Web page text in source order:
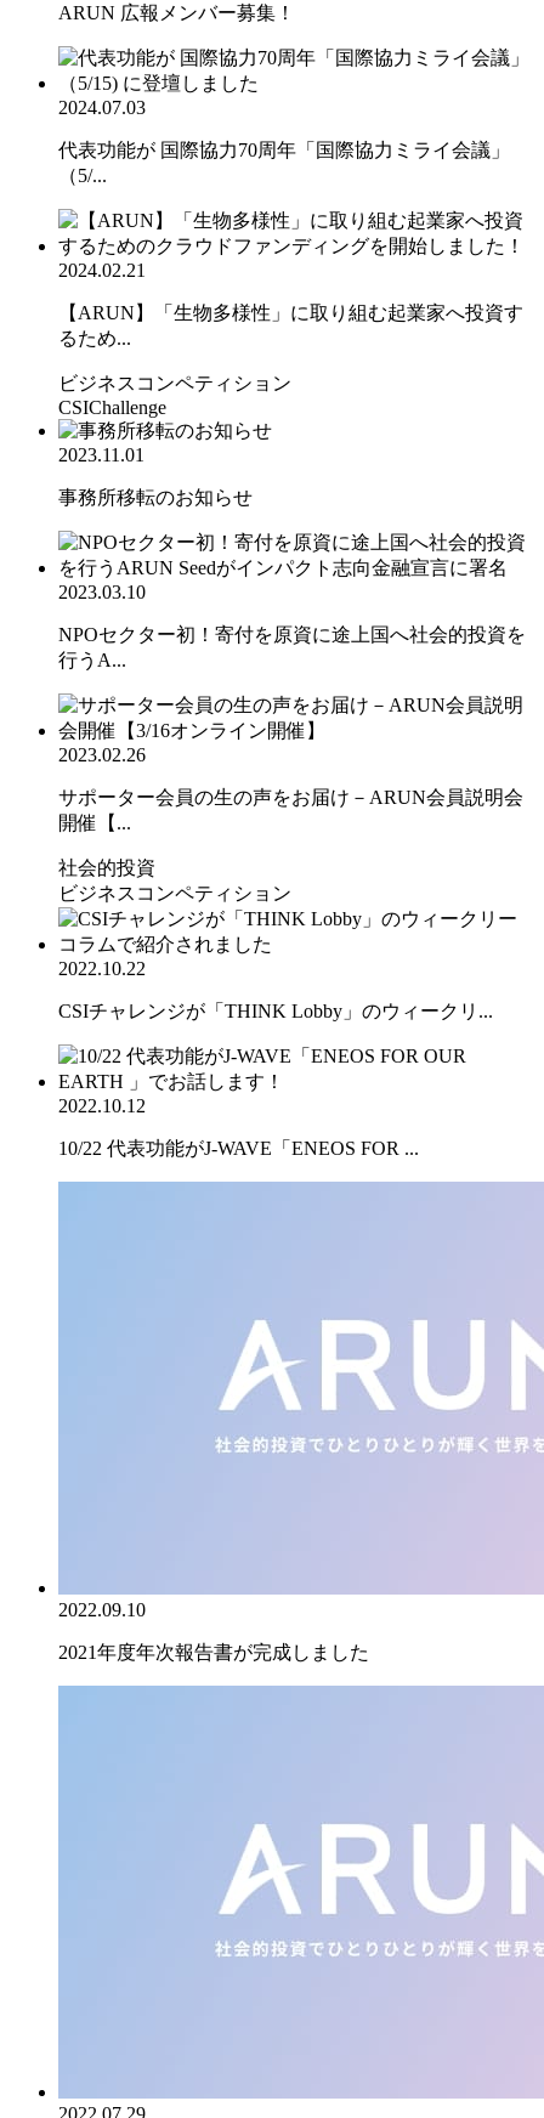
ARUN 広報メンバー募集！
2024.07.03
代表功能が 国際協力70周年「国際協力ミライ会議」
（5/...
2024.02.21
【ARUN】「生物多様性」に取り組む起業家へ投資す
るため...
ビジネスコンペティション
CSIChallenge
2023.11.01
事務所移転のお知らせ
2023.03.10
NPOセクター初！寄付を原資に途上国へ社会的投資を
行うA...
2023.02.26
サポーター会員の生の声をお届け－ARUN会員説明会
開催【...
社会的投資
ビジネスコンペティション
2022.10.22
CSIチャレンジが「THINK Lobby」のウィークリ...
2022.10.12
10/22 代表功能がJ-WAVE「ENEOS FOR ...
2022.09.10
2021年度年次報告書が完成しました
2022.07.29